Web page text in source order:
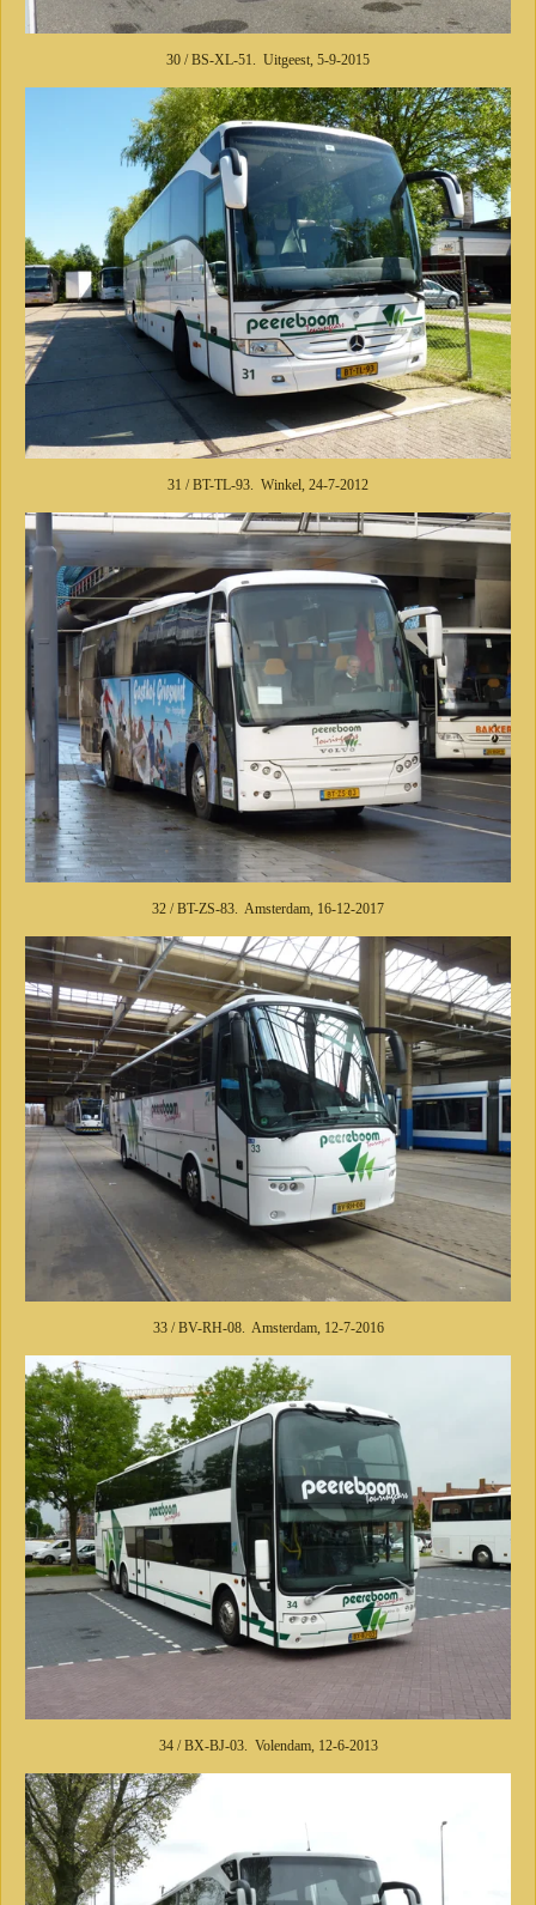
30 / BS-XL-51. Uitgeest, 5-9-2015
31 / BT-TL-93. Winkel, 24-7-2012
32 / BT-ZS-83. Amsterdam, 16-12-2017
33 / BV-RH-08. Amsterdam, 12-7-2016
34 / BX-BJ-03. Volendam, 12-6-2013